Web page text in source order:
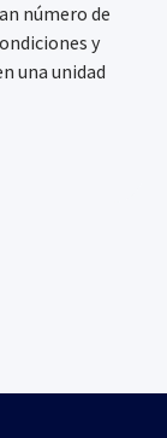
número de
y
una unidad